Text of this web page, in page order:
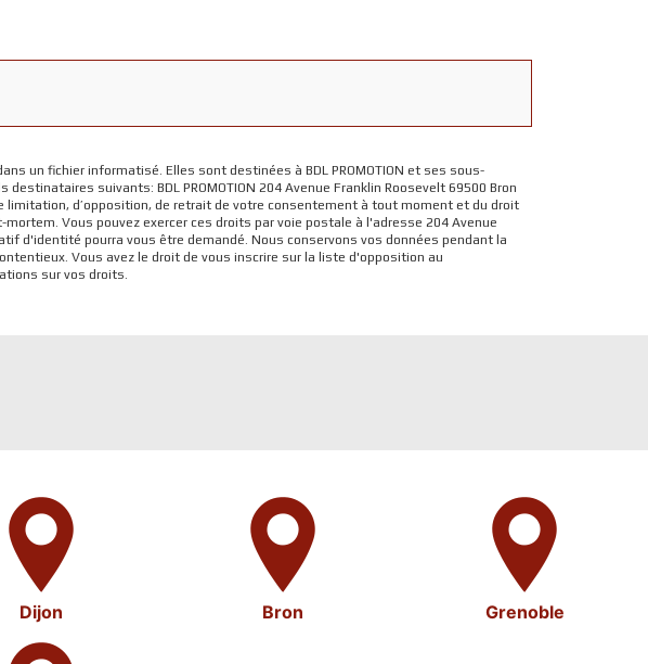
un fichier informatisé. Elles sont destinées à BDL PROMOTION et ses sous-
suivants: BDL PROMOTION 204 Avenue Franklin Roosevelt 69500 Bron
limitation, d’opposition, de retrait de votre consentement à tout moment et du droit
Vous pouvez exercer ces droits par voie postale à l'adresse 204 Avenue
d'identité pourra vous être demandé. Nous conservons vos données pendant la
Vous avez le droit de vous inscrire sur la liste d'opposition au
sur vos droits.
Dijon Bron Grenoble